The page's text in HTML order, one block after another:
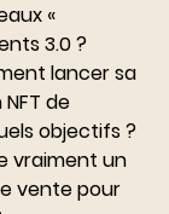
«
3.0 ?
lancer sa
de
objectifs ?
vraiment un
vente pour